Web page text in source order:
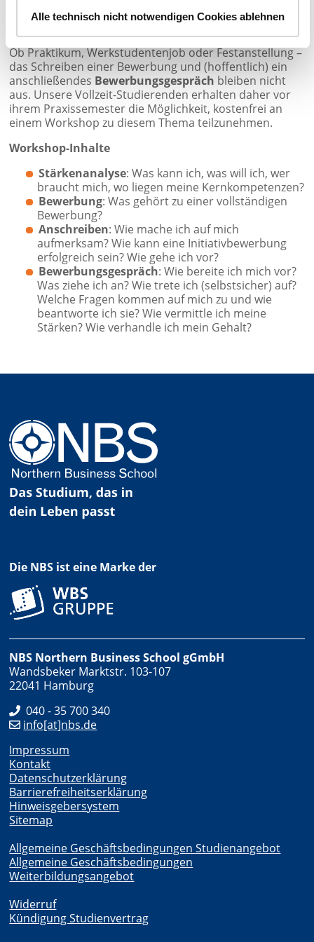
Alle technisch nicht notwendigen Cookies ablehnen
Bewerbungstraining
Ob Praktikum, Werkstudentenjob oder Festanstellung –
das Schreiben einer Bewerbung und (hoffentlich) ein
anschließendes Bewerbungsgespräch bleiben nicht
aus. Unsere Vollzeit-Studierenden erhalten daher vor
ihrem Praxissemester die Möglichkeit, kostenfrei an
einem Workshop zu diesem Thema teilzunehmen.
Workshop-Inhalte
Stärkenanalyse: Was kann ich, was will ich, wer
braucht mich, wo liegen meine Kernkompetenzen?
Bewerbung: Was gehört zu einer vollständigen
Bewerbung?
Anschreiben: Wie mache ich auf mich
aufmerksam? Wie kann eine Initiativbewerbung
erfolgreich sein? Wie gehe ich vor?
Bewerbungsgespräch: Wie bereite ich mich vor?
Was ziehe ich an? Wie trete ich (selbstsicher) auf?
Welche Fragen kommen auf mich zu und wie
beantworte ich sie? Wie vermittle ich meine
Stärken? Wie verhandle ich mein Gehalt?
Die NBS ist eine Marke der
NBS Northern Business School gGmbH
Wandsbeker Marktstr. 103-107
22041 Hamburg
040 - 35 700 340
info[at]nbs.de
Impressum
Kontakt
Datenschutzerklärung
Barrierefreiheitserklärung
Hinweisgebersystem
Sitemap
Allgemeine Geschäftsbedingungen Studienangebot
Allgemeine Geschäftsbedingungen
Weiterbildungsangebot
Widerruf
Kündigung Studienvertrag